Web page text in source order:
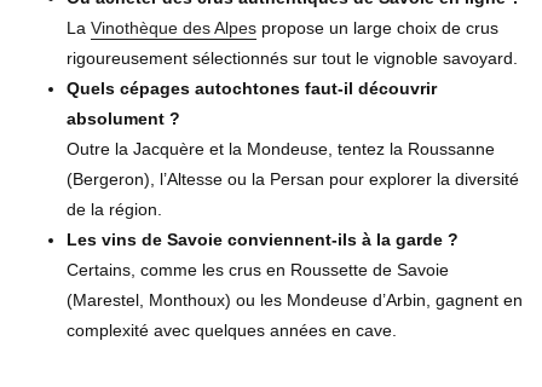
La Vinothèque des Alpes propose un large choix de crus
rigoureusement sélectionnés sur tout le vignoble savoyard.
Quels cépages autochtones faut-il découvrir
absolument ?
Outre la Jacquère et la Mondeuse, tentez la Roussanne
(Bergeron), l’Altesse ou la Persan pour explorer la diversité
de la région.
Les vins de Savoie conviennent-ils à la garde ?
Certains, comme les crus en Roussette de Savoie
(Marestel, Monthoux) ou les Mondeuse d’Arbin, gagnent en
complexité avec quelques années en cave.